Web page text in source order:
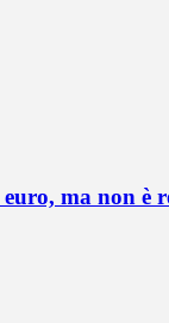
ma non è